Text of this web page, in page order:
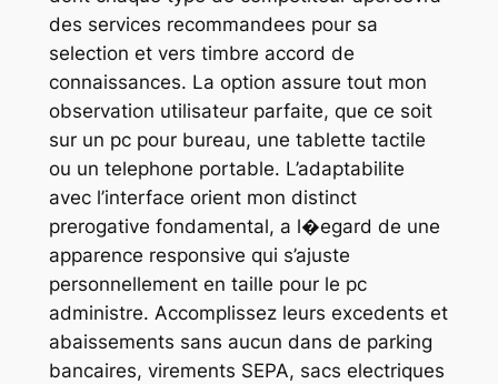
des services recommandees pour sa
selection et vers timbre accord de
connaissances. La option assure tout mon
observation utilisateur parfaite, que ce soit
sur un pc pour bureau, une tablette tactile
ou un telephone portable. L’adaptabilite
avec l’interface orient mon distinct
prerogative fondamental, a l�egard de une
apparence responsive qui s’ajuste
personnellement en taille pour le pc
administre. Accomplissez leurs excedents et
abaissements sans aucun dans de parking
bancaires, virements SEPA, sacs electriques